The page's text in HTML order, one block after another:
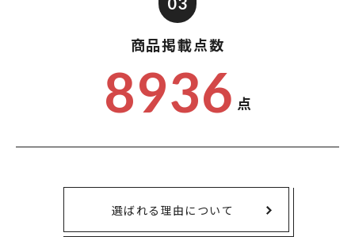
商品掲載点数
8936 点
選ばれる理由について